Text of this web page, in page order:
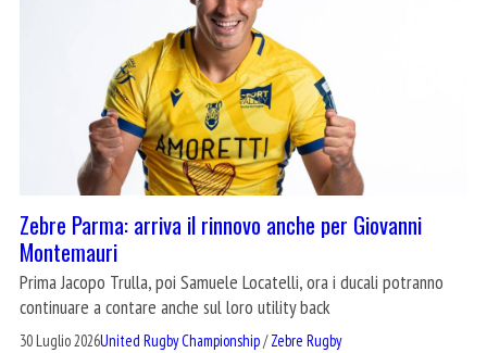
Zebre Parma: arriva il rinnovo anche per Giovanni
Montemauri
Prima Jacopo Trulla, poi Samuele Locatelli, ora i ducali potranno
continuare a contare anche sul loro utility back
30 Luglio 2026United Rugby Championship/Zebre Rugby